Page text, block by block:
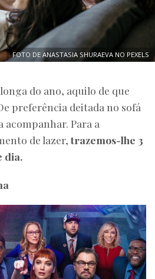
FOTO DE ANASTASIA SHURAEVA NO PEXELS
do ano, aquilo de que
preferência deitada no sofá
acompanhar. Para a
de lazer,trazemos-lhe 3
dia.